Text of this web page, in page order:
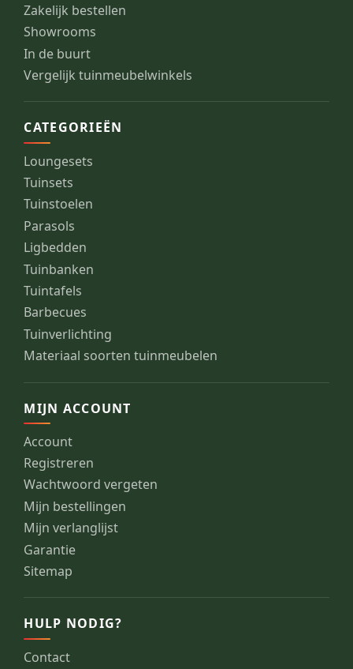
Zakelijk bestellen
Showrooms
In de buurt
Vergelijk tuinmeubelwinkels
CATEGORIEËN
Loungesets
Tuinsets
Tuinstoelen
Parasols
Ligbedden
Tuinbanken
Tuintafels
Barbecues
Tuinverlichting
Materiaal soorten tuinmeubelen
MIJN ACCOUNT
Account
Registreren
Wachtwoord vergeten
Mijn bestellingen
Mijn verlanglijst
Garantie
Sitemap
HULP NODIG?
Contact